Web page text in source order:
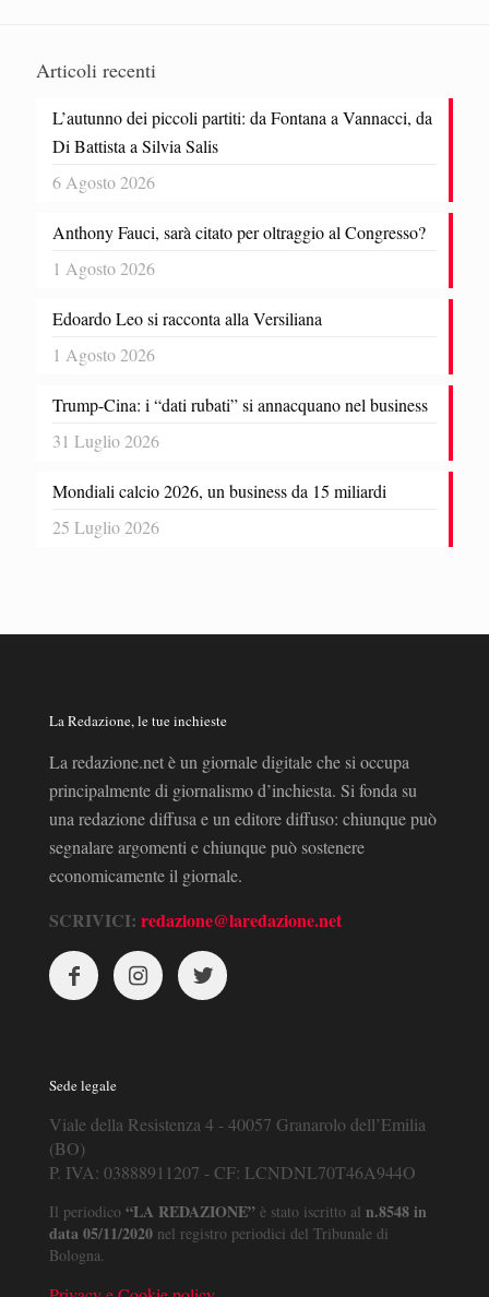
Articoli recenti
L’autunno dei piccoli partiti: da Fontana a Vannacci, da
Di Battista a Silvia Salis
6 Agosto 2026
Anthony Fauci, sarà citato per oltraggio al Congresso?
1 Agosto 2026
Edoardo Leo si racconta alla Versiliana
1 Agosto 2026
Trump-Cina: i “dati rubati” si annacquano nel business
31 Luglio 2026
Mondiali calcio 2026, un business da 15 miliardi
25 Luglio 2026
La Redazione, le tue inchieste
La redazione.net è un giornale digitale che si occupa
principalmente di giornalismo d’inchiesta. Si fonda su
una redazione diffusa e un editore diffuso: chiunque può
segnalare argomenti e chiunque può sostenere
economicamente il giornale.
SCRIVICI: redazione@laredazione.net
Sede legale
Viale della Resistenza 4 - 40057 Granarolo dell’Emilia
(BO)
P. IVA: 03888911207 - CF: LCNDNL70T46A944O
Il periodico “LA REDAZIONE” è stato iscritto al n.8548 in
data 05/11/2020 nel registro periodici del Tribunale di
Bologna.